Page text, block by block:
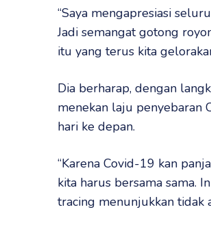
“Saya mengapresiasi
Jadi semangat gotong
itu yang terus kita
Dia berharap, dengan
menekan laju penyebaran
hari ke depan.
“Karena Covid-19 kan
kita harus bersama sama.
tracing menunjukkan tidak